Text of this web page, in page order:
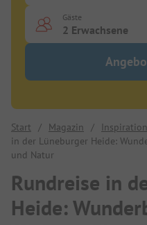
Gäste
2 Erwachsene
Start / Magazin / Inspiration
in der Lüneburger Heide:
und Natur
Rundreise in
Heide: